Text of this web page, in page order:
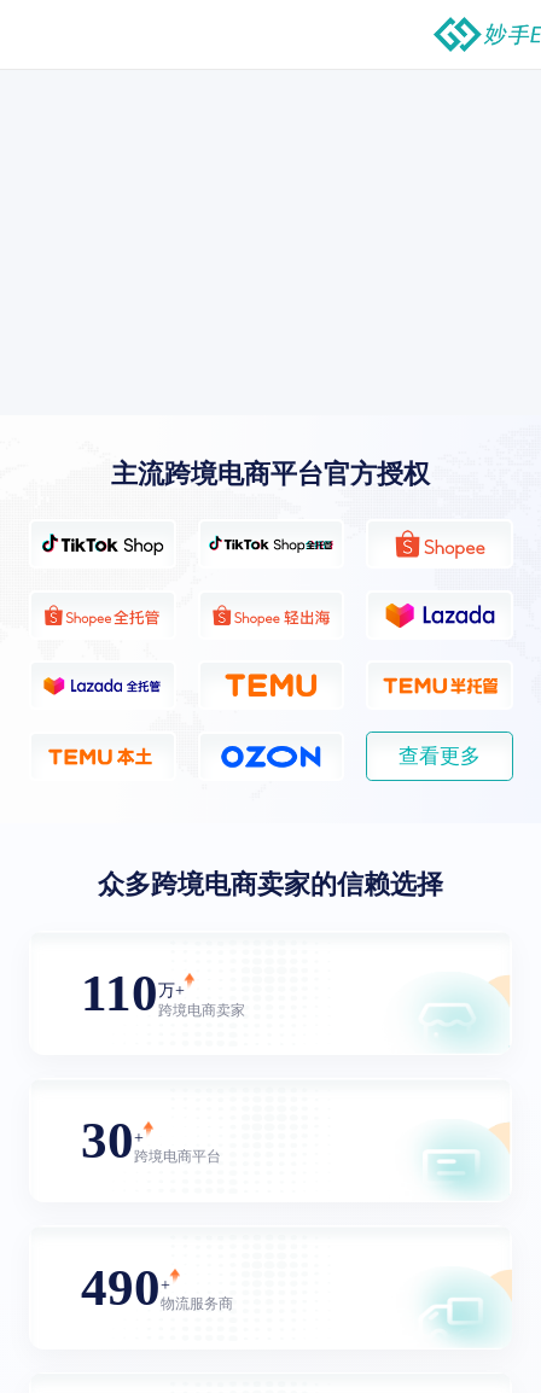
主流跨境电商平台官方授权
查看更多
众多跨境电商卖家的信赖选择
110万+
跨境电商卖家
30+
跨境电商平台
490+
物流服务商